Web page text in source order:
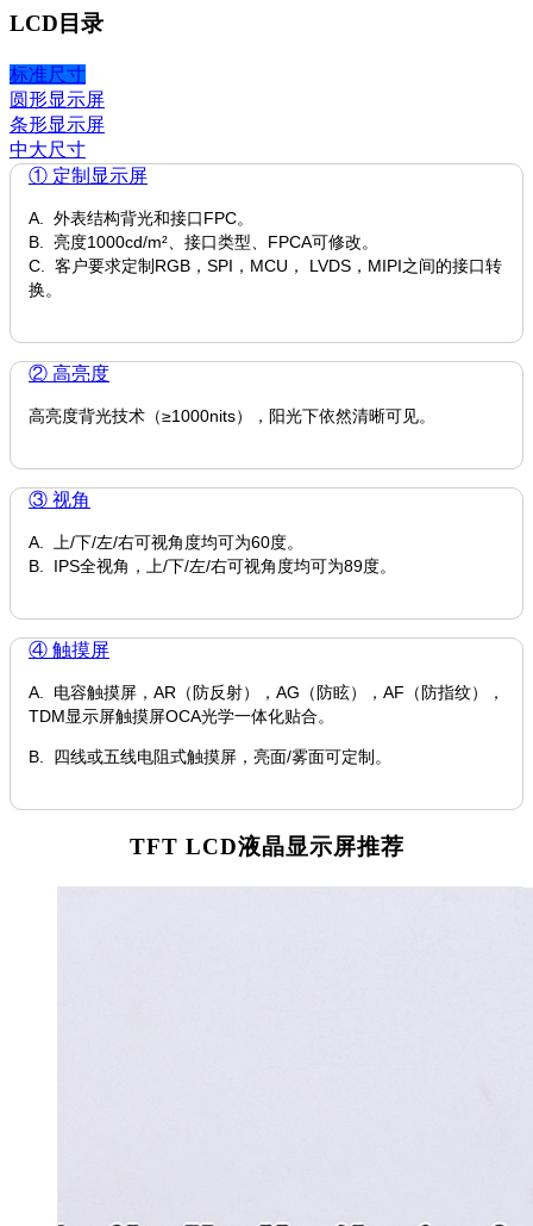
LCD目录
标准尺寸
圆形显示屏
条形显示屏
中大尺寸
① 定制显示屏
A. 外表结构背光和接口FPC。
B. 亮度1000cd/m²、接口类型、FPCA可修改。
C. 客户要求定制RGB，SPI，MCU， LVDS，MIPI之间的接口转
换。
② 高亮度
高亮度背光技术（≥1000nits），阳光下依然清晰可见。
③ 视角
A. 上/下/左/右可视角度均可为60度。
B. IPS全视角，上/下/左/右可视角度均可为89度。
④ 触摸屏
A. 电容触摸屏，AR（防反射），AG（防眩），AF（防指纹），
TDM显示屏触摸屏OCA光学一体化贴合。
B. 四线或五线电阻式触摸屏，亮面/雾面可定制。
TFT LCD液晶显示屏推荐